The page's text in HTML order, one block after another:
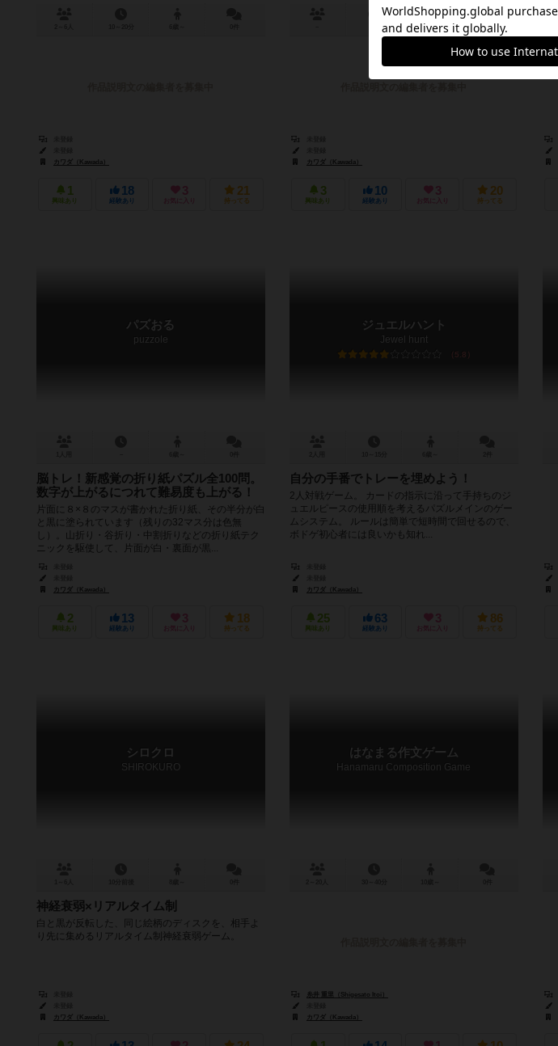
カワダ（Kawada）
1
興味あり
18
経験あり
3
お気に入り
21
持ってる
6歳～ 0件
カワダ（Kawada）
3
興味あり
10
経験あり
3
お気に入り
20
持ってる
パズおる
puzzole
脳トレ！新感覚の折り紙パズル全100問。
数字が上がるにつれて難易度も上がる！
片面に８×８のマスが書かれた折り紙、その半分が白
と黒に塗られています（残りの32マス分は色無
し）。山折り・谷折り・中割折りなどの折り紙テク
ニックを駆使して、片面が白・裏面が黒...
カワダ（Kawada）
2
興味あり
13
経験あり
3
お気に入り
18
持ってる
ジュエルハント
Jewel hunt
5.8
自分の手番でトレーを埋めよう！
2人対戦ゲーム。 カードの指示に沿って手持ちのジ
ュエルピースの使用順を考えるパズルメインのゲー
ムシステム。 ルールは簡単で短時間で回せるので、
ボドゲ初心者には良いかも知れ...
カワダ（Kawada）
25
興味あり
63
経験あり
3
お気に入り
86
持ってる
シロクロ
SHIROKURO
神経衰弱×リアルタイム制
白と黒が反転した、同じ絵柄のディスクを、相手よ
り先に集めるリアルタイム制神経衰弱ゲーム。
カワダ（Kawada）
はなまる作文ゲーム
Hanamaru Composition Game
糸井 重里（Shigesato Itoi）
カワダ（Kawada）